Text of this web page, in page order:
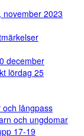
november 2023
december
lördag 25
långpass
och ungdomar
17-19